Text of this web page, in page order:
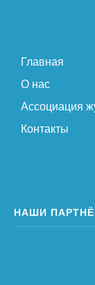
Главная
О нас
Ассоциация
Контакты
НАШИ